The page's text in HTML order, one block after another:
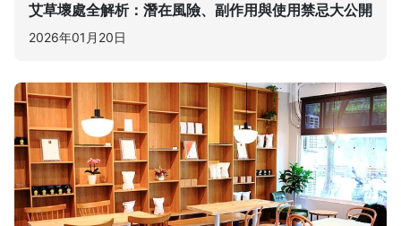
艾草壞處全解析：潛在風險、副作用與使用禁忌大公開
2026年01月20日